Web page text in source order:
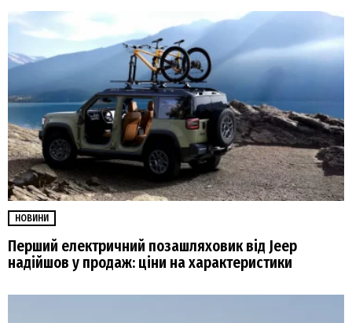
НОВИНИ
Перший електричний позашляховик від Jeep
надійшов у продаж: ціни на характеристики